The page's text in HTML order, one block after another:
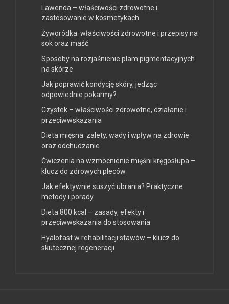
Lawenda – właściwości zdrowotne i
zastosowanie w kosmetykach
Żyworódka: właściwości zdrowotne i przepisy na
sok oraz maść
Sposoby na rozjaśnienie plam pigmentacyjnych
na skórze
Jak poprawić kondycję skóry, jedząc
odpowiednie pokarmy?
Czystek – właściwości zdrowotne, działanie i
przeciwwskazania
Dieta mięsna: zalety, wady i wpływ na zdrowie
oraz odchudzanie
Ćwiczenia na wzmocnienie mięśni kręgosłupa –
klucz do zdrowych pleców
Jak efektywnie suszyć ubrania? Praktyczne
metody i porady
Dieta 800 kcal – zasady, efekty i
przeciwwskazania do stosowania
Hyalofast w rehabilitacji stawów – klucz do
skutecznej regeneracji